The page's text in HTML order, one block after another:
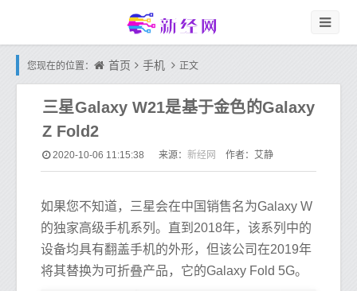
您现在的位置： 首页 手机 正文
三星Galaxy W21是基于金色的Galaxy
Z Fold2
2020-10-06 11:15:38 来源： 新经网 作者：艾静
如果您不知道，三星会在中国销售名为Galaxy W
的独家高级手机系列。直到2018年，该系列中的
设备均具有翻盖手机的外形，但该公司在2019年
将其替换为可折叠产品，它的Galaxy Fold 5G。